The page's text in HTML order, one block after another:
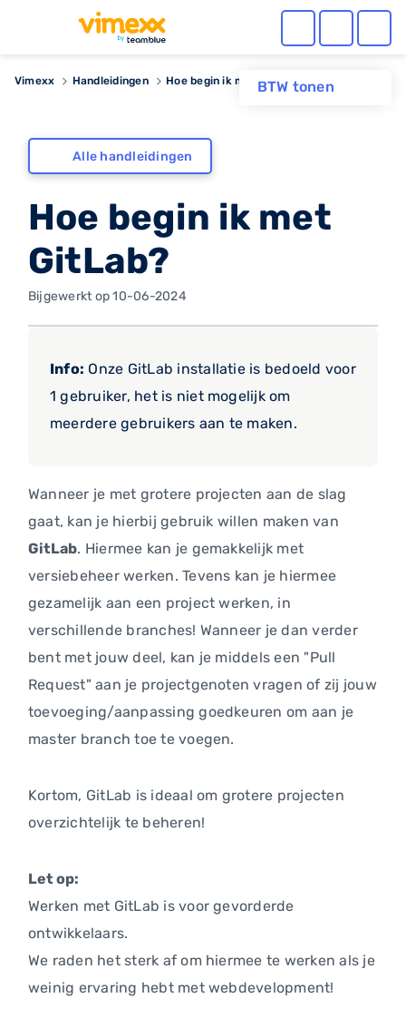
BTW tonen
Vimexx Handleidingen Hoe begin ik met GitLab?
Alle handleidingen
Hoe begin ik met
GitLab?
Bijgewerkt op 10-06-2024
Info: Onze GitLab installatie is bedoeld voor
1 gebruiker, het is niet mogelijk om
meerdere gebruikers aan te maken.
Wanneer je met grotere projecten aan de slag
gaat, kan je hierbij gebruik willen maken van
GitLab. Hiermee kan je gemakkelijk met
versiebeheer werken. Tevens kan je hiermee
gezamelijk aan een project werken, in
verschillende branches! Wanneer je dan verder
bent met jouw deel, kan je middels een "Pull
Request" aan je projectgenoten vragen of zij jouw
toevoeging/aanpassing goedkeuren om aan je
master branch toe te voegen.
Kortom, GitLab is ideaal om grotere projecten
overzichtelijk te beheren!
Let op:
Werken met GitLab is voor gevorderde
ontwikkelaars.
We raden het sterk af om hiermee te werken als je
weinig ervaring hebt met webdevelopment!